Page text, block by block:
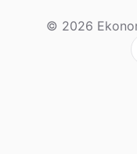
© 2026